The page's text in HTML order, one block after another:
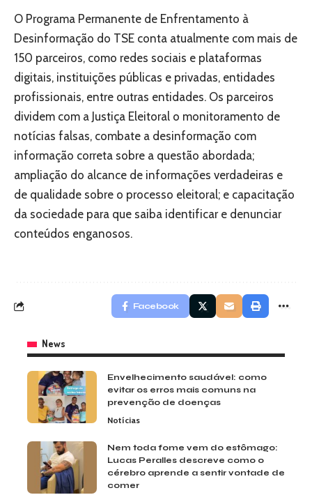
O Programa Permanente de Enfrentamento à
Desinformação do TSE conta atualmente com mais de
150 parceiros, como redes sociais e plataformas
digitais, instituições públicas e privadas, entidades
profissionais, entre outras entidades. Os parceiros
dividem com a Justiça Eleitoral o monitoramento de
notícias falsas, combate a desinformação com
informação correta sobre a questão abordada;
ampliação do alcance de informações verdadeiras e
de qualidade sobre o processo eleitoral; e capacitação
da sociedade para que saiba identificar e denunciar
conteúdos enganosos.
Facebook
News
Envelhecimento saudável: como
evitar os erros mais comuns na
prevenção de doenças
Notícias
Nem toda fome vem do estômago:
Lucas Peralles descreve como o
cérebro aprende a sentir vontade de
comer